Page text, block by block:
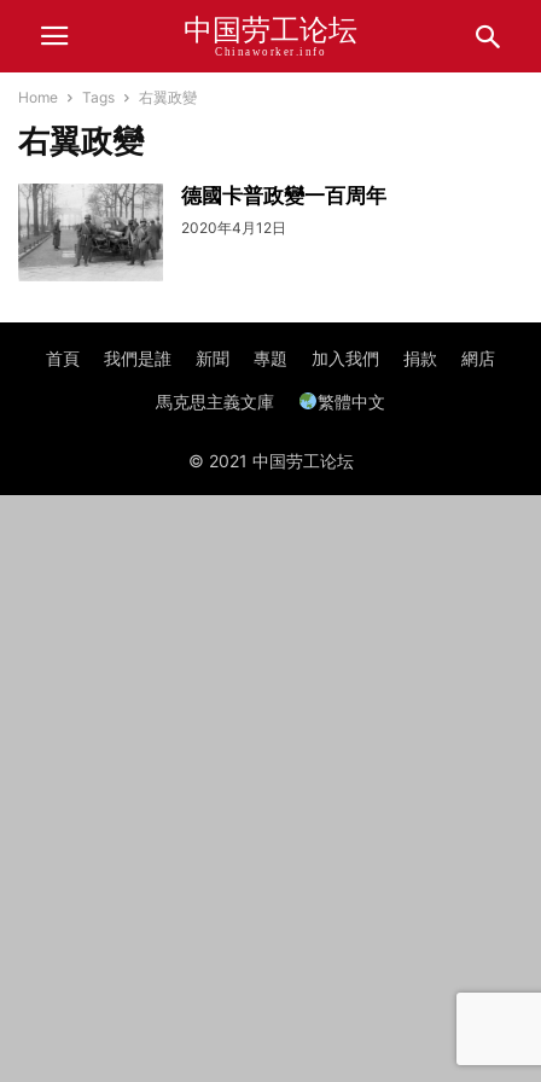
中国劳工论坛
Chinaworker.info
Home Tags 右翼政變
右翼政變
德國卡普政變一百周年
2020年4月12日
首頁 我們是誰 新聞 專題 加入我們 捐款 網店
馬克思主義文庫 繁體中文
© 2021 中国劳工论坛